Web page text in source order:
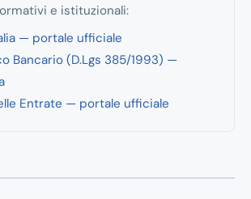
e istituzionali:
— portale ufficiale
Bancario (D.Lgs 385/1993) —
Entrate — portale ufficiale